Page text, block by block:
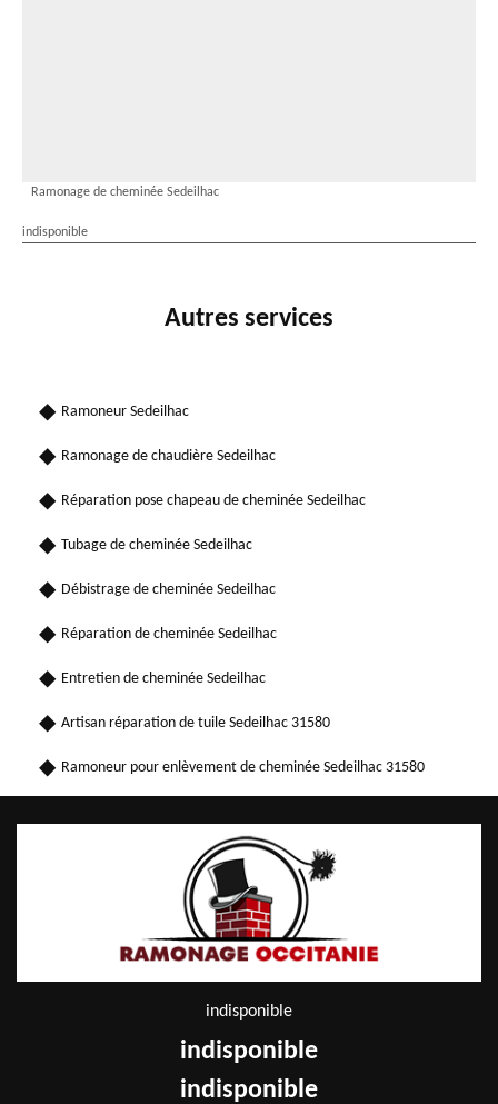
Ramonage de cheminée Sedeilhac
indisponible
Autres services
Ramoneur Sedeilhac
Ramonage de chaudière Sedeilhac
Réparation pose chapeau de cheminée Sedeilhac
Tubage de cheminée Sedeilhac
Débistrage de cheminée Sedeilhac
Réparation de cheminée Sedeilhac
Entretien de cheminée Sedeilhac
Artisan réparation de tuile Sedeilhac 31580
Ramoneur pour enlèvement de cheminée Sedeilhac 31580
indisponible
indisponible
indisponible